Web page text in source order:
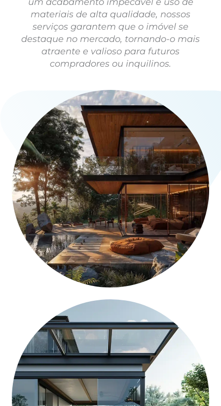
materiais de alta qualidade, nossos
serviços garantem que o imóvel se
destaque no mercado, tornando-o mais
atraente e valioso para futuros
compradores ou inquilinos.